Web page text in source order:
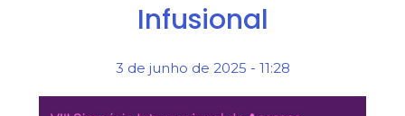
Infusional
3 de junho de 2025 - 11:28